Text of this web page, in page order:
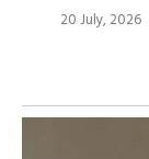
ગુજરાતમાં
20 July, 2026